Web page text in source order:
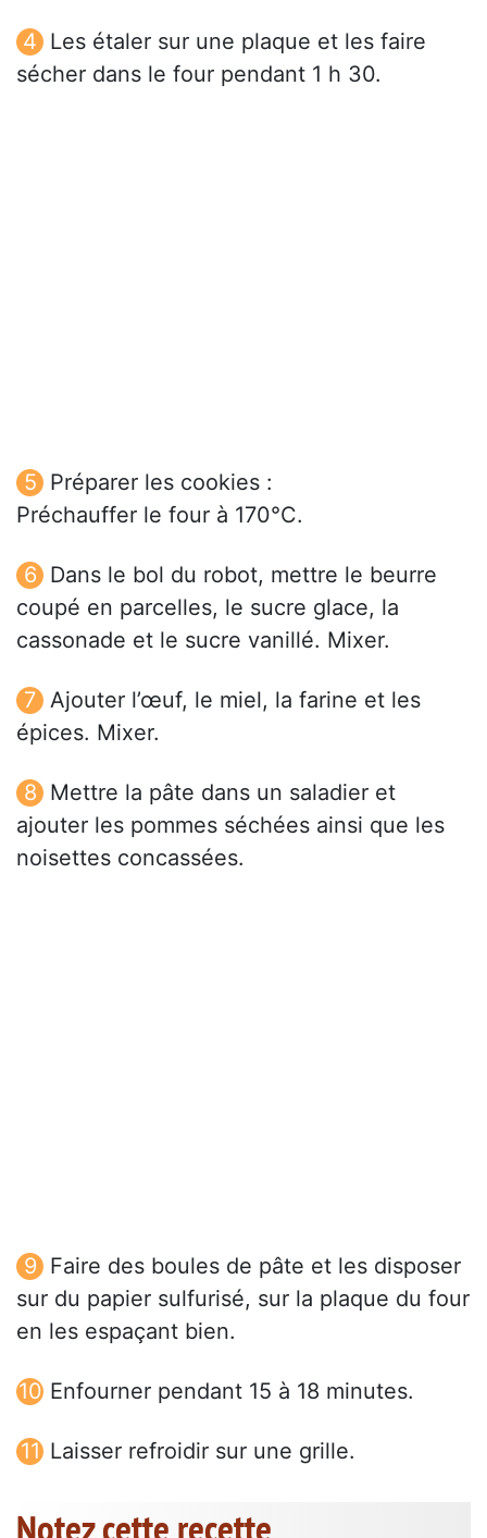
Les étaler sur une plaque et les faire
sécher dans le four pendant 1 h 30.
Préparer les cookies :
Préchauffer le four à 170°C.
Dans le bol du robot, mettre le beurre
coupé en parcelles, le sucre glace, la
cassonade et le sucre vanillé. Mixer.
Ajouter l’œuf, le miel, la farine et les
épices. Mixer.
Mettre la pâte dans un saladier et
ajouter les pommes séchées ainsi que les
noisettes concassées.
Faire des boules de pâte et les disposer
sur du papier sulfurisé, sur la plaque du four
en les espaçant bien.
Enfourner pendant 15 à 18 minutes.
Laisser refroidir sur une grille.